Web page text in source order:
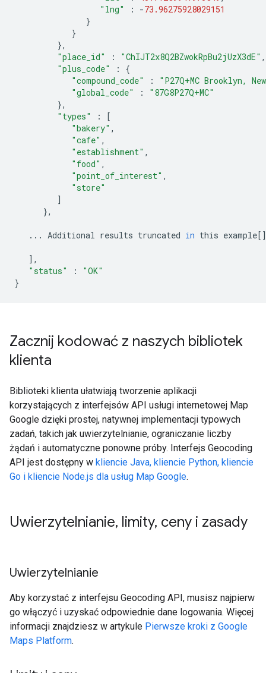
"lng"
: -73.96275928029151
}
}
},
"place_id"
: "ChIJT2x8Q2BZwokRpBu2jUzX3dE" ,
"plus_code"
:
{
"compound_code"
:
"P27Q+MC Brooklyn,
"global_code"
:
"87G8P27Q+MC"
},
"types"
:
[
"bakery" ,
"cafe" ,
"establishment" ,
"food" ,
"point_of_interest" ,
"store"
]
},
... Additional results truncated in this example[]
],
"status"
:
"OK"
}
Zacznij kodować z naszych bibliotek
klienta
Biblioteki klienta ułatwiają tworzenie aplikacji
korzystających z interfejsów API usługi internetowej Map
Google dzięki prostej, natywnej implementacji typowych
zadań, takich jak uwierzytelnianie, ograniczanie liczby
żądań i automatyczne ponowne próby. Interfejs Geocoding
API jest dostępny w kliencie Java, kliencie Python, kliencie
Go i kliencie Node.js dla usług Map Google.
Uwierzytelnianie, limity, ceny i zasady
Uwierzytelnianie
Aby korzystać z interfejsu Geocoding API, musisz najpierw
go włączyć i uzyskać odpowiednie dane logowania. Więcej
informacji znajdziesz w artykule Pierwsze kroki z Google
Maps Platform.